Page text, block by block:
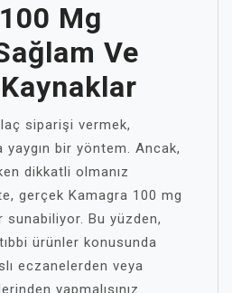
Mg
Ve
siparişi vermek,
bir yöntem. Ancak,
dikkatli olmanız
gerçek Kamagra 100 mg
Bu yüzden,
ürünler konusunda
eczanelerden veya
yapmalısınız.